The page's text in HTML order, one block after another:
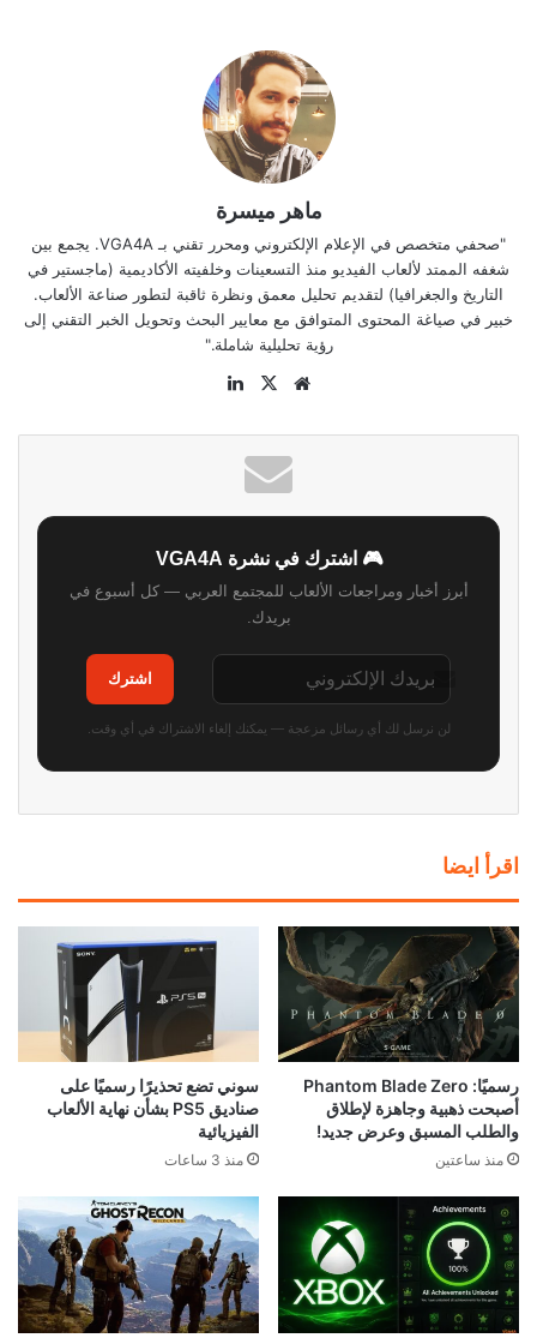
ماهر ميسرة
"صحفي متخصص في الإعلام الإلكتروني ومحرر تقني بـ VGA4A. يجمع بين
شغفه الممتد لألعاب الفيديو منذ التسعينات وخلفيته الأكاديمية (ماجستير في
التاريخ والجغرافيا) لتقديم تحليل معمق ونظرة ثاقبة لتطور صناعة الألعاب.
خبير في صياغة المحتوى المتوافق مع معايير البحث وتحويل الخبر التقني إلى
رؤية تحليلية شاملة."
موقع
‫X
🎮 اشترك في نشرة VGA4A
أبرز أخبار ومراجعات الألعاب للمجتمع العربي — كل أسبوع في
بريدك.
اشترك
لن نرسل لك أي رسائل مزعجة — يمكنك إلغاء الاشتراك في أي وقت.
اقرأ ايضا
رسميًا: Phantom Blade Zero
أصبحت ذهبية وجاهزة لإطلاق
والطلب المسبق وعرض جديد!
منذ ساعتين
سوني تضع تحذيرًا رسميًا على
صناديق PS5 بشأن نهاية الألعاب
الفيزيائية
منذ 3 ساعات